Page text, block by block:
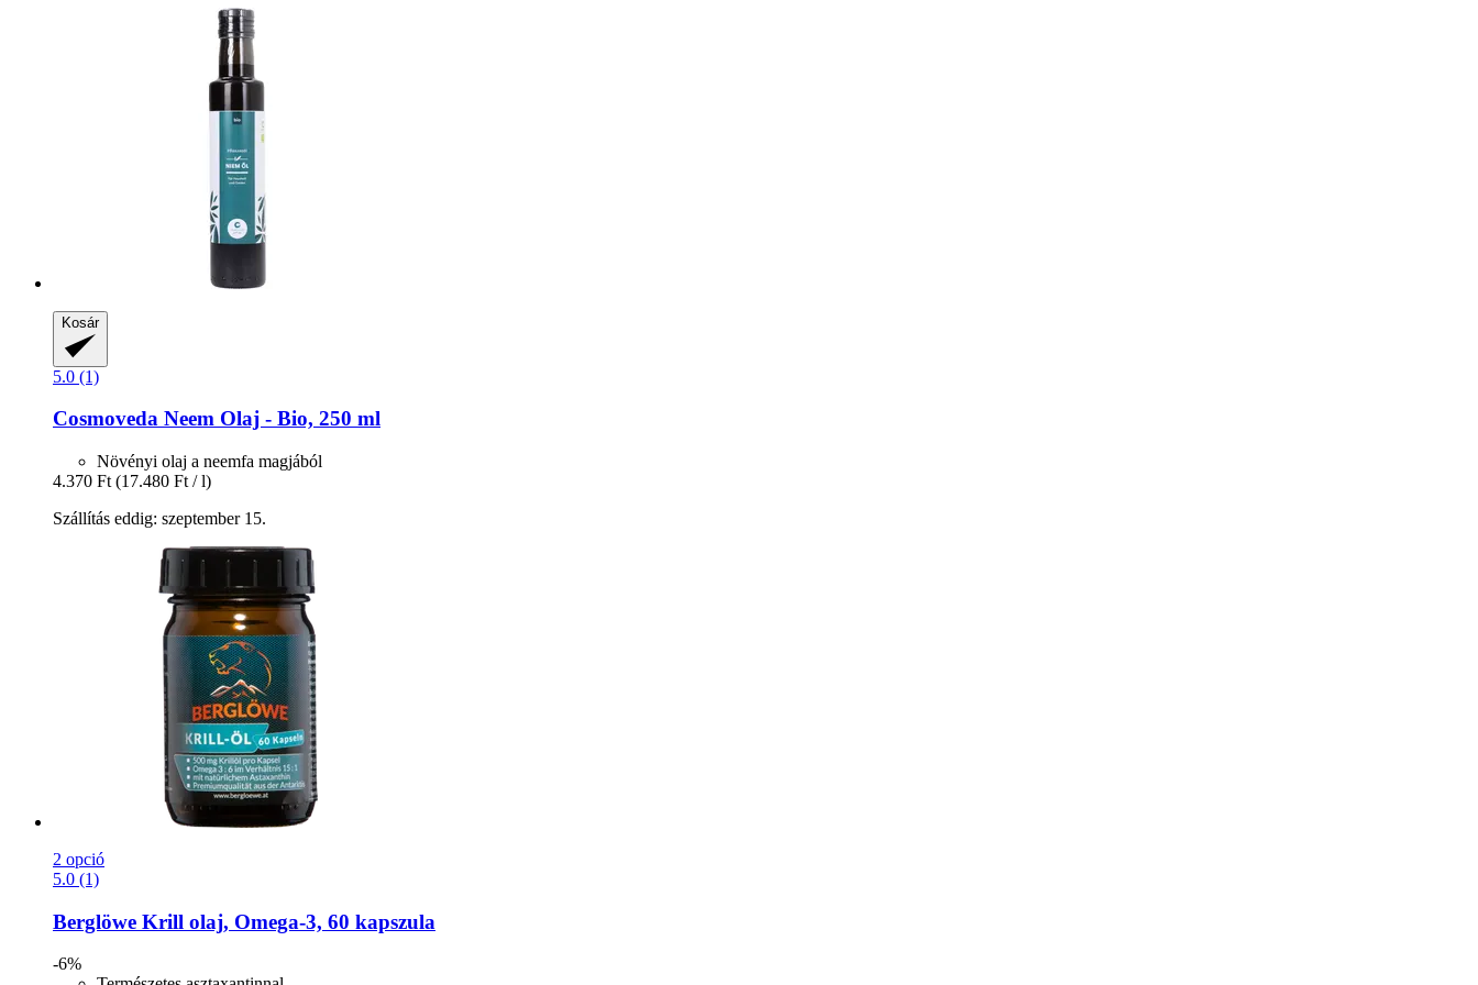
Kosár
5.0 (1)
Cosmoveda Neem Olaj -​ Bio, 250 ml
Növényi olaj a neemfa magjából
4.370 Ft (17.480 Ft / l)
Szállítás eddig: szeptember 15.
2 opció
5.0 (1)
Berglöwe Krill olaj, Omega-​3, 60 kapszula
-6%